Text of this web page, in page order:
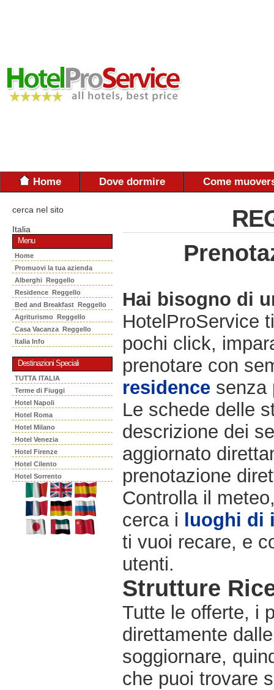
Home Dove dormire Come
cerca nel sito
Italia
Menu
Home
Promuovi la tua azienda
Alberghi Reggello
Residence Reggello
Bed and Breakfast Reggello
Agriturismo Reggello
Casa Vacanza Reggello
Italia Info
Destinazioni Speciali
TUTTA ITALIA
Terme di Fiuggi
Hotel Napoli
Hotel Roma
Hotel Milano
Hotel Venezia
Hotel Firenze
Hotel Cilento
Hotel Sorrento
Hai bisogno di
HotelProService
pochi click,
prenotare con
residence senza
Le schede delle
descrizione dei
aggiornato
prenotazione
Controlla il
cerca i
luoghi di
ti vuoi recare, e
utenti.
Strutture
Tutte le offerte, i
direttamente
soggiornare,
che puoi trovare